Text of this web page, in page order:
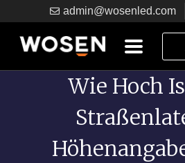
admin@wosenled.com
Wie Hoch